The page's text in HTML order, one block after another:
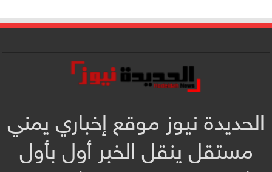
الحديدة نيوز موقع إخباري يمني
مستقل ينقل الخبر أول بأول